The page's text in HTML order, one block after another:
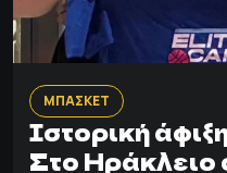
ΜΠΑΣΚΕΤ
Ιστορική
Στο Ηράκλειο